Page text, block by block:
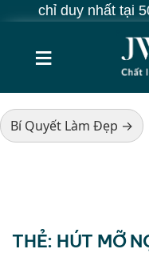
duy nhất tại 50
≡
Bí Quyết Làm Đẹp →
THẺ: HÚT MỠ